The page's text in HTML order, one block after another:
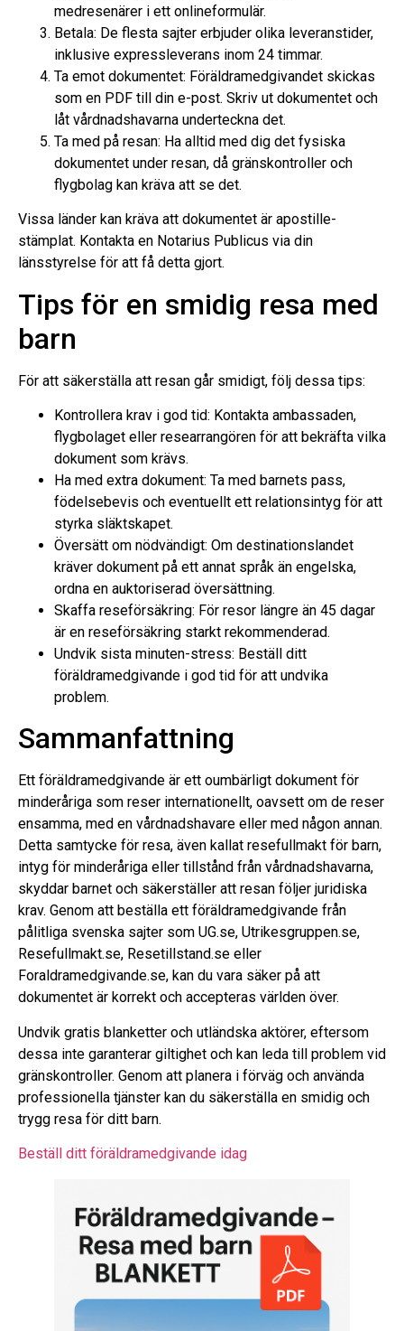
medresenärer i ett onlineformulär.
Betala: De flesta sajter erbjuder olika leveranstider,
inklusive expressleverans inom 24 timmar.
Ta emot dokumentet: Föräldramedgivandet skickas
som en PDF till din e-post. Skriv ut dokumentet och
låt vårdnadshavarna underteckna det.
Ta med på resan: Ha alltid med dig det fysiska
dokumentet under resan, då gränskontroller och
flygbolag kan kräva att se det.
Vissa länder kan kräva att dokumentet är apostille-
stämplat. Kontakta en Notarius Publicus via din
länsstyrelse för att få detta gjort.
Tips för en smidig resa med
barn
För att säkerställa att resan går smidigt, följ dessa tips:
Kontrollera krav i god tid: Kontakta ambassaden,
flygbolaget eller researrangören för att bekräfta vilka
dokument som krävs.
Ha med extra dokument: Ta med barnets pass,
födelsebevis och eventuellt ett relationsintyg för att
styrka släktskapet.
Översätt om nödvändigt: Om destinationslandet
kräver dokument på ett annat språk än engelska,
ordna en auktoriserad översättning.
Skaffa reseförsäkring: För resor längre än 45 dagar
är en reseförsäkring starkt rekommenderad.
Undvik sista minuten-stress: Beställ ditt
föräldramedgivande i god tid för att undvika
problem.
Sammanfattning
Ett föräldramedgivande är ett oumbärligt dokument för
minderåriga som reser internationellt, oavsett om de reser
ensamma, med en vårdnadshavare eller med någon annan.
Detta samtycke för resa, även kallat resefullmakt för barn,
intyg för minderåriga eller tillstånd från vårdnadshavarna,
skyddar barnet och säkerställer att resan följer juridiska
krav. Genom att beställa ett föräldramedgivande från
pålitliga svenska sajter som UG.se, Utrikesgruppen.se,
Resefullmakt.se, Resetillstand.se eller
Foraldramedgivande.se, kan du vara säker på att
dokumentet är korrekt och accepteras världen över.
Undvik gratis blanketter och utländska aktörer, eftersom
dessa inte garanterar giltighet och kan leda till problem vid
gränskontroller. Genom att planera i förväg och använda
professionella tjänster kan du säkerställa en smidig och
trygg resa för ditt barn.
Beställ ditt föräldramedgivande idag